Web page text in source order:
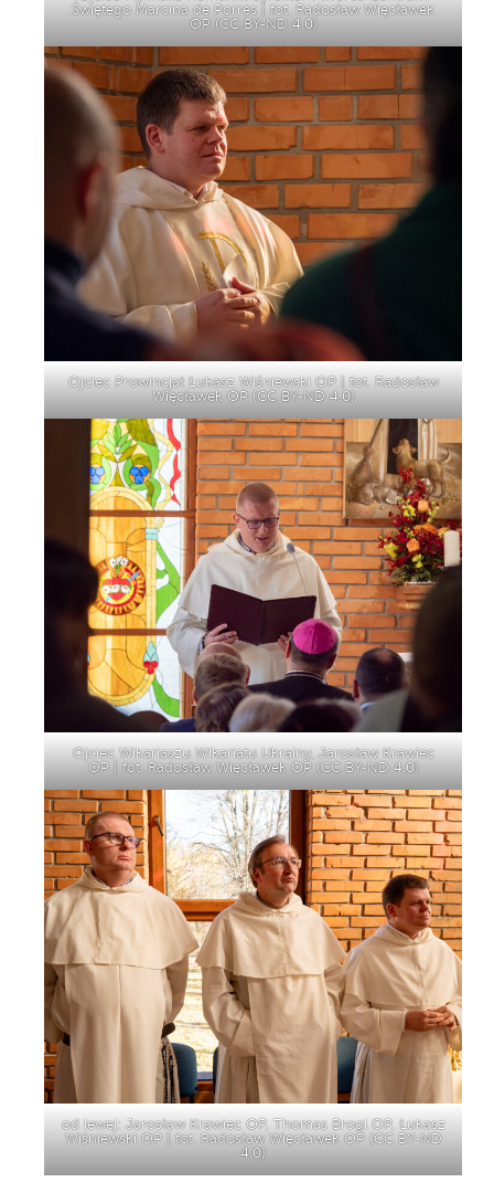
Świętego Marcina de Porres | fot. Radosław Więcławek
OP (CC BY-ND 4.0)
Ojciec Prowincjał Łukasz Wiśniewski OP | fot. Radosław
Więcławek OP (CC BY-ND 4.0)
Ojciec Wikariaszu Wikariatu Ukrainy, Jarosław Krawiec
OP | fot. Radosław Więcławek OP (CC BY-ND 4.0)
od lewej: Jarosław Krawiec OP, Thomas Brogl OP, Łukasz
Wiśniewski OP | fot. Radosław Więcławek OP (CC BY-ND
4.0)